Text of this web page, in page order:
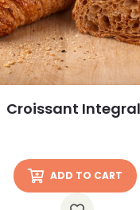
Croissant
ADD TO CART